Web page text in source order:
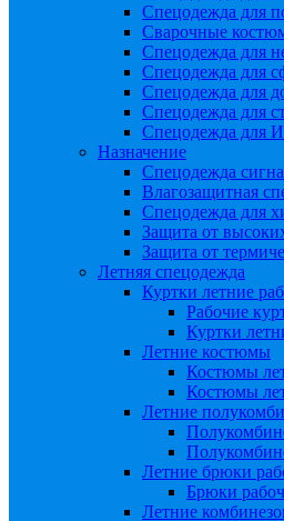
Спецодежда для
Сварочные
Спецодежда для
Спецодежда для
Спецодежда для
Спецодежда для
Спецодежда для
Назначение
Спецодежда
Влагозащитная
Спецодежда для
Защита от
Защита от
Летняя спецодежда
Куртки летние
Рабочие
Куртки
Летние костюмы
Костюмы
Костюмы
Летние
Летние брюки
Брюки
Летние